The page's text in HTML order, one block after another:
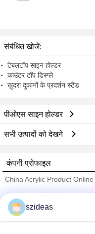
संबंधित खोजें:
टेबलटॉप साइन होल्डर
काउंटर टॉप डिस्प्ले
खुदरा दुकानों के प्रदर्शन स्टैंड
पीओएस साइन होल्डर
सभी उत्पादों को देखने
कंपनी प्रोफाइल
China Acrylic Product
Trust Seal
szideas